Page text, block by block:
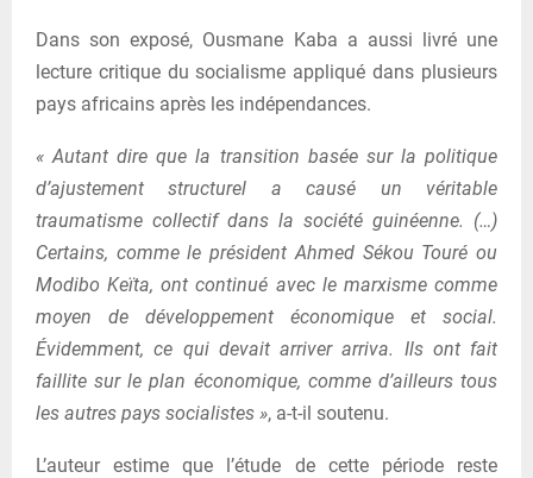
Dans son exposé, Ousmane Kaba a aussi livré une
lecture critique du socialisme appliqué dans plusieurs
pays africains après les indépendances.
« Autant dire que la transition basée sur la politique
d’ajustement structurel a causé un véritable
traumatisme collectif dans la société guinéenne. (…)
Certains, comme le président Ahmed Sékou Touré ou
Modibo Keïta, ont continué avec le marxisme comme
moyen de développement économique et social.
Évidemment, ce qui devait arriver arriva. Ils ont fait
faillite sur le plan économique, comme d’ailleurs tous
les autres pays socialistes », a-t-il soutenu.
L’auteur estime que l’étude de cette période reste